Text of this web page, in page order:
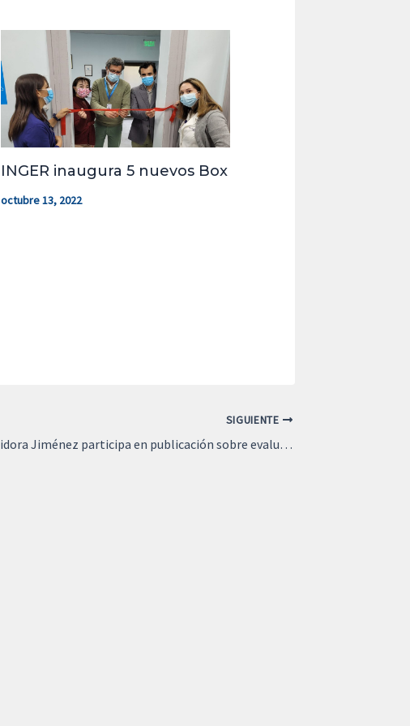
INGER inaugura 5 nuevos Box
octubre 13, 2022
SIGUIENTE
Dra. Isidora Jiménez participa en publicación sobre evaluación oncogeriátrica